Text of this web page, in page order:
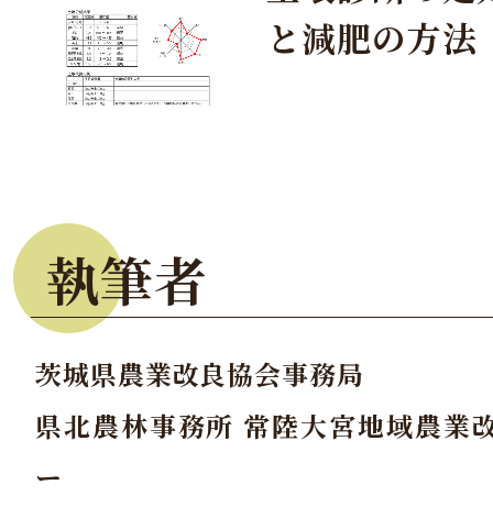
と減肥の方法
執筆者
茨城県農業改良協会事務局
県北農林事務所 常陸大宮地域農業
ー